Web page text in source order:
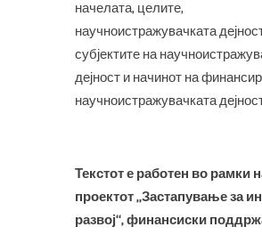
начелата, целите,
научноистражувачката
субјектите на
дејност и начинот на
научноистражувачката
Текстот е работен во рамки
проектот „Застапување за
развој“, финансиски